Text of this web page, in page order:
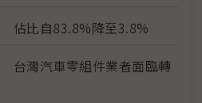
佔比自83.8%降至3.8%
台灣汽車零組件業者面臨轉